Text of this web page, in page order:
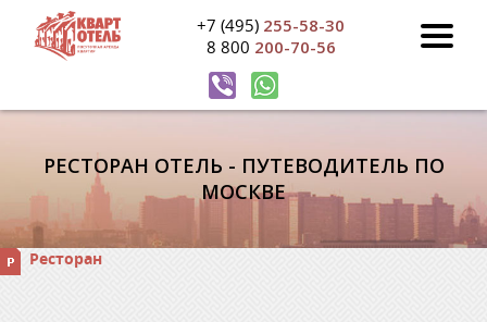
+7 (495) 255-58-30
8 800 200-70-56
РЕСТОРАН ОТЕЛЬ - ПУТЕВОДИТЕЛЬ ПО
МОСКВЕ
Ресторан